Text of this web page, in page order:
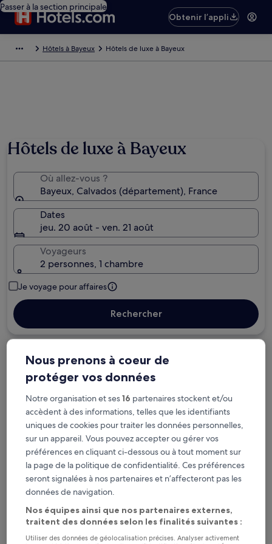
Passer à la section principale
Obtenir l’appli
Hôtels à Bayeux Hôtels de luxe à Bayeux
Hôtels de luxe à Bayeux
Où allez-vous ?
Bayeux, Calvados (département), France
Dates
jeu. 20 août - ven. 21 août
Voyageurs
2 personnes, 1 chambre
Je voyage pour affaires
Rechercher
Options d’annulation gratuite en cas de
changement de programme
Gagnez des récompenses pour chaque
nuit séjournée
Économisez plus grâce aux Prix membres
Ce soir
6 août - 7 août
Demain
7 août - 8 août
Nous prenons à coeur de
protéger vos données
Notre organisation et ses16 partenaires stockent et/ou
accèdent à des informations, telles que les identifiants
uniques de cookies pour traiter les données personnelles,
sur un appareil. Vous pouvez accepter ou gérer vos
préférences en cliquant ci-dessous ou à tout moment sur
la page de la politique de confidentialité. Ces préférences
seront signalées à nos partenaires et n’affecteront pas les
données de navigation.
Nos équipes ainsi que nos partenaires externes,
traitent des données selon les finalités suivantes :
Utiliser des données de géolocalisation précises. Analyser activement